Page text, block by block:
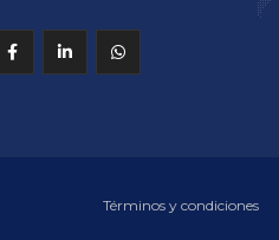
Términos y condiciones